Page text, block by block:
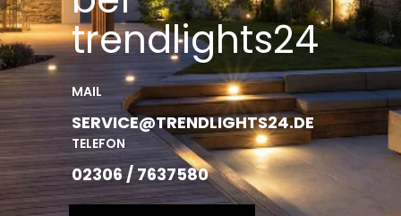
trendlights24
MAIL
SERVICE@TRENDLIGHTS24.DE
TELEFON
02306 / 7637580